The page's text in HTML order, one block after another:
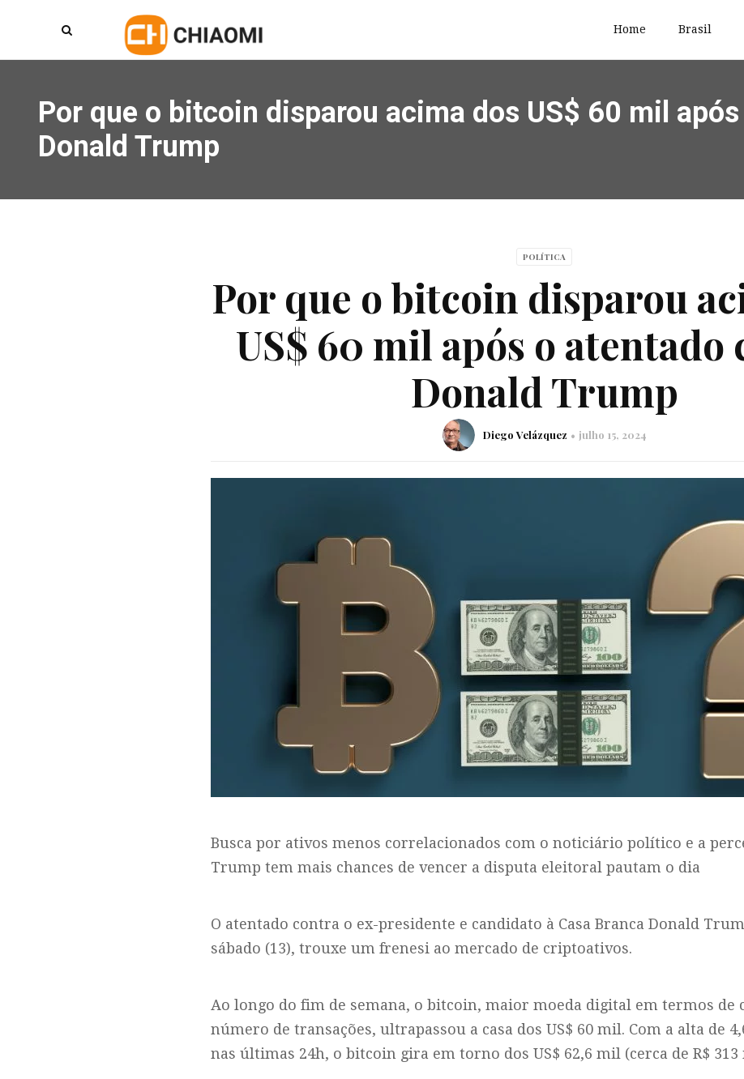
Home Brasil
Por que o bitcoin disparou acima dos US$ 60 mil
Donald Trump
POLÍTICA
Por que o bitcoin disparou
US$ 60 mil após o atentado
Donald Trump
Diego Velázquez julho 15, 2024
Busca por ativos menos correlacionados com o noticiário político e a
Trump tem mais chances de vencer a disputa eleitoral pautam o dia
O atentado contra o ex-presidente e candidato à Casa Branca Donald
sábado (13), trouxe um frenesi ao mercado de criptoativos.
Ao longo do fim de semana, o bitcoin, maior moeda digital em termos de
número de transações, ultrapassou a casa dos US$ 60 mil. Com a alta de
nas últimas 24h, o bitcoin gira em torno dos US$ 62,6 mil (cerca de R$ 313